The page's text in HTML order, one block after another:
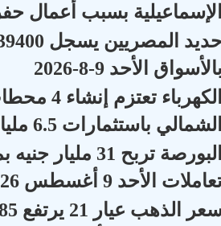
بسبب أعمال
الأحد 9-8-2026
الكهرباء
باستثمارات 6.5 مليار جنيه
البورصة تربح 31
الأحد 9 أغسطس 2026